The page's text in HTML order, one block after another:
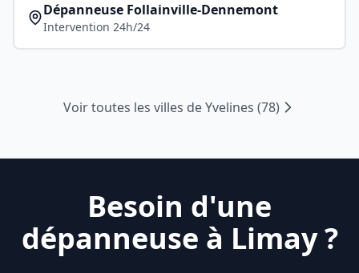
Dépanneuse Follainville-Dennemont
Intervention 24h/24
Voir toutes les villes deYvelines (78)
Besoin d'une
dépanneuse à Limay?